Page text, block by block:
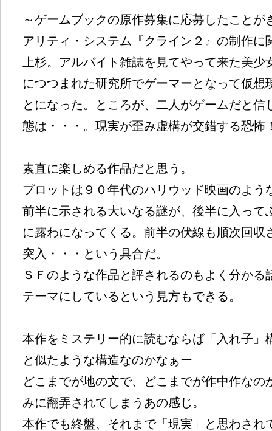
～ゲームブックの原作募集に応募したことが
アリティ・システム『クライン２』の制作に
上杉。アルバイト雑誌を見てやって来た美
につつまれた研究所でゲーマーとなって仮想
とになった。ところが、二人がゲームだと信
態は・・・。現実が歪み虚構が交錯する恐怖
素直に楽しめる作品だと思う。
プロットは９０年代のハリウッド映画のよう
前半に示される大いなる謎が、後半に入って
に露わになってくる。前半の伏線も順次回収
突入・・・という具合だ。
ＳＦのような作品と評されるのもよく分かる
テーマにしているという見方もできる。
本作をミステリー的に読むならば「入れ子」
と似たような構造なのかなぁー
どこまでが地の文で、どこまでが作中作なの
みに翻弄されてしまうあの感じ。
本作でも終盤、それまで「現実」と思わされ